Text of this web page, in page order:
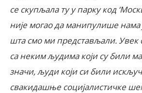
се скупљала ту у парку код
није могао да манипулише нама
шта смо ми представљали. Увек
са неким људима који су били
значи, људи који си били
свакидашње социјалистичке